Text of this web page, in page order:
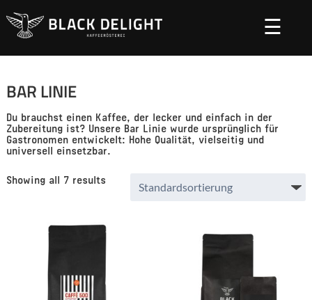
☰
Startseite
BAR LINIE
Du brauchst einen Kaffee, der lecker und einfach in der
Zubereitung ist? Unsere Bar Linie wurde ursprünglich für
Gastronomen entwickelt: Hohe Qualität, vielseitig und
universell einsetzbar.
Showing all 7 results